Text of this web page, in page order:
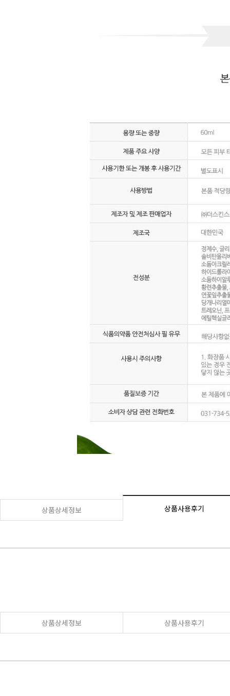
상품상세정보 상품사용후기
상품상세정보 상품사용후기